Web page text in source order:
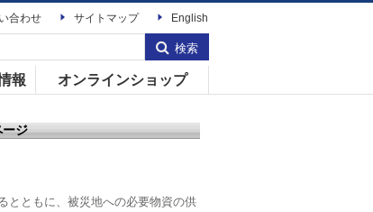
報 オンラインショップ
合わせ サイトマップ English
検索
ージ
とともに、被災地への必要物資の供